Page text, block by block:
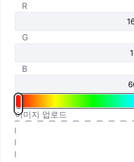
R
G
B
이미지 업로드